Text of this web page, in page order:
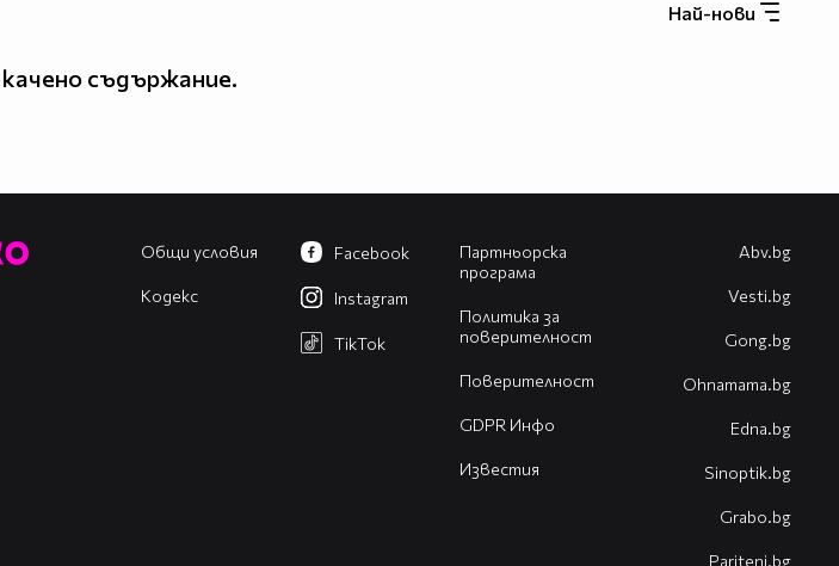
Най-нови
съдържание.
Общи условия
Кодекс
Партньорска
програма
Политика за
поверителност
Поверителност
GDPR Инфо
Известия
Facebook
Instagram
TikTok
Abv.bg
Vesti.bg
Gong.bg
Оhnamama.bg
Edna.bg
Sinoptik.bg
Grabo.bg
Pariteni.bg